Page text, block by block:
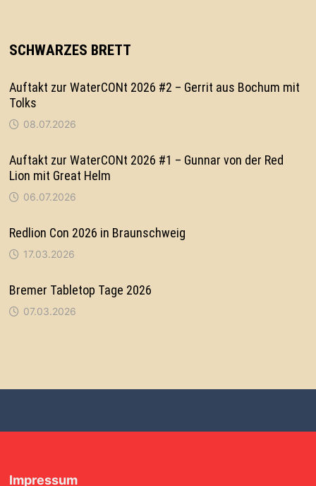
SCHWARZES BRETT
Auftakt zur WaterCONt 2026 #2 – Gerrit aus Bochum mit
Tolks
08.07.2026
Auftakt zur WaterCONt 2026 #1 – Gunnar von der Red
Lion mit Great Helm
06.07.2026
Redlion Con 2026 in Braunschweig
17.03.2026
Bremer Tabletop Tage 2026
07.03.2026
Impressum